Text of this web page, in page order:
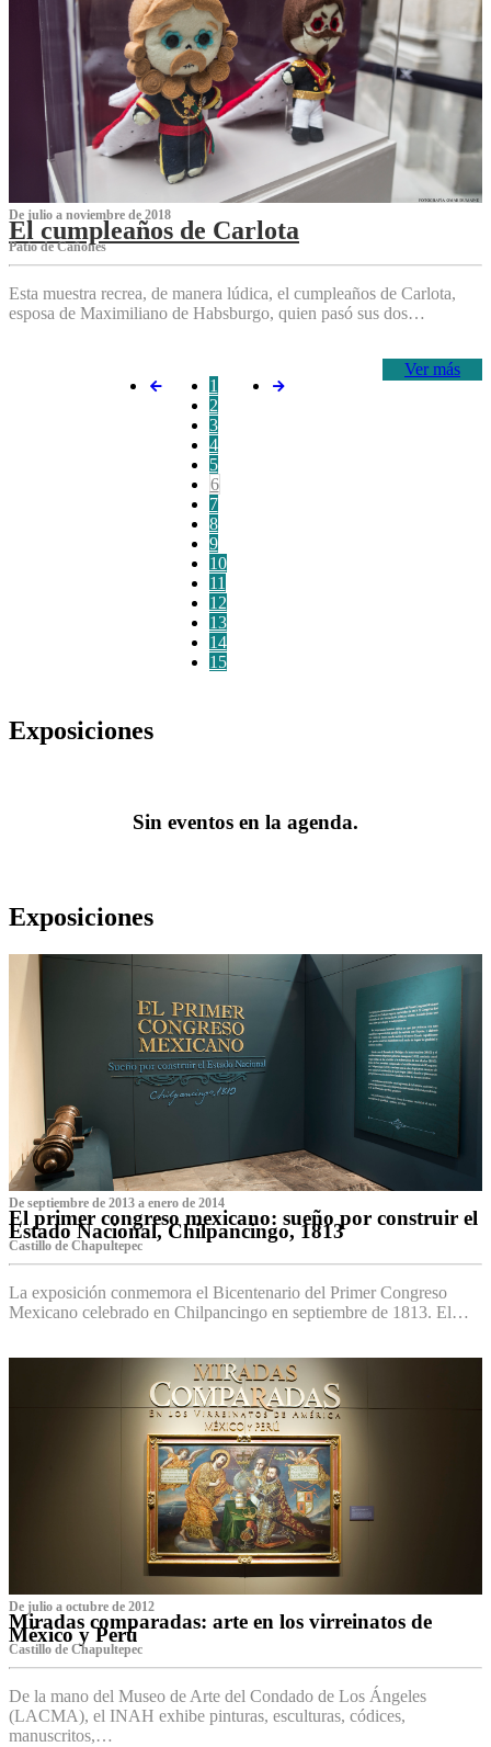
De julio a noviembre de 2018
El cumpleaños de Carlota
Patio de Cañones
Esta muestra recrea, de manera lúdica, el cumpleaños de Carlota,
esposa de Maximiliano de Habsburgo, quien pasó sus dos…
Ver más
1
2
3
4
5
6
7
8
9
10
11
12
13
14
15
Exposiciones
Sin eventos en la agenda.
Exposiciones
De septiembre de 2013 a enero de 2014
El primer congreso mexicano: sueño por construir el
Estado Nacional, Chilpancingo, 1813
Castillo de Chapultepec
La exposición conmemora el Bicentenario del Primer Congreso
Mexicano celebrado en Chilpancingo en septiembre de 1813. El…
De julio a octubre de 2012
Miradas comparadas: arte en los virreinatos de
México y Perú
Castillo de Chapultepec
De la mano del Museo de Arte del Condado de Los Ángeles
(LACMA), el INAH exhibe pinturas, esculturas, códices,
manuscritos,…